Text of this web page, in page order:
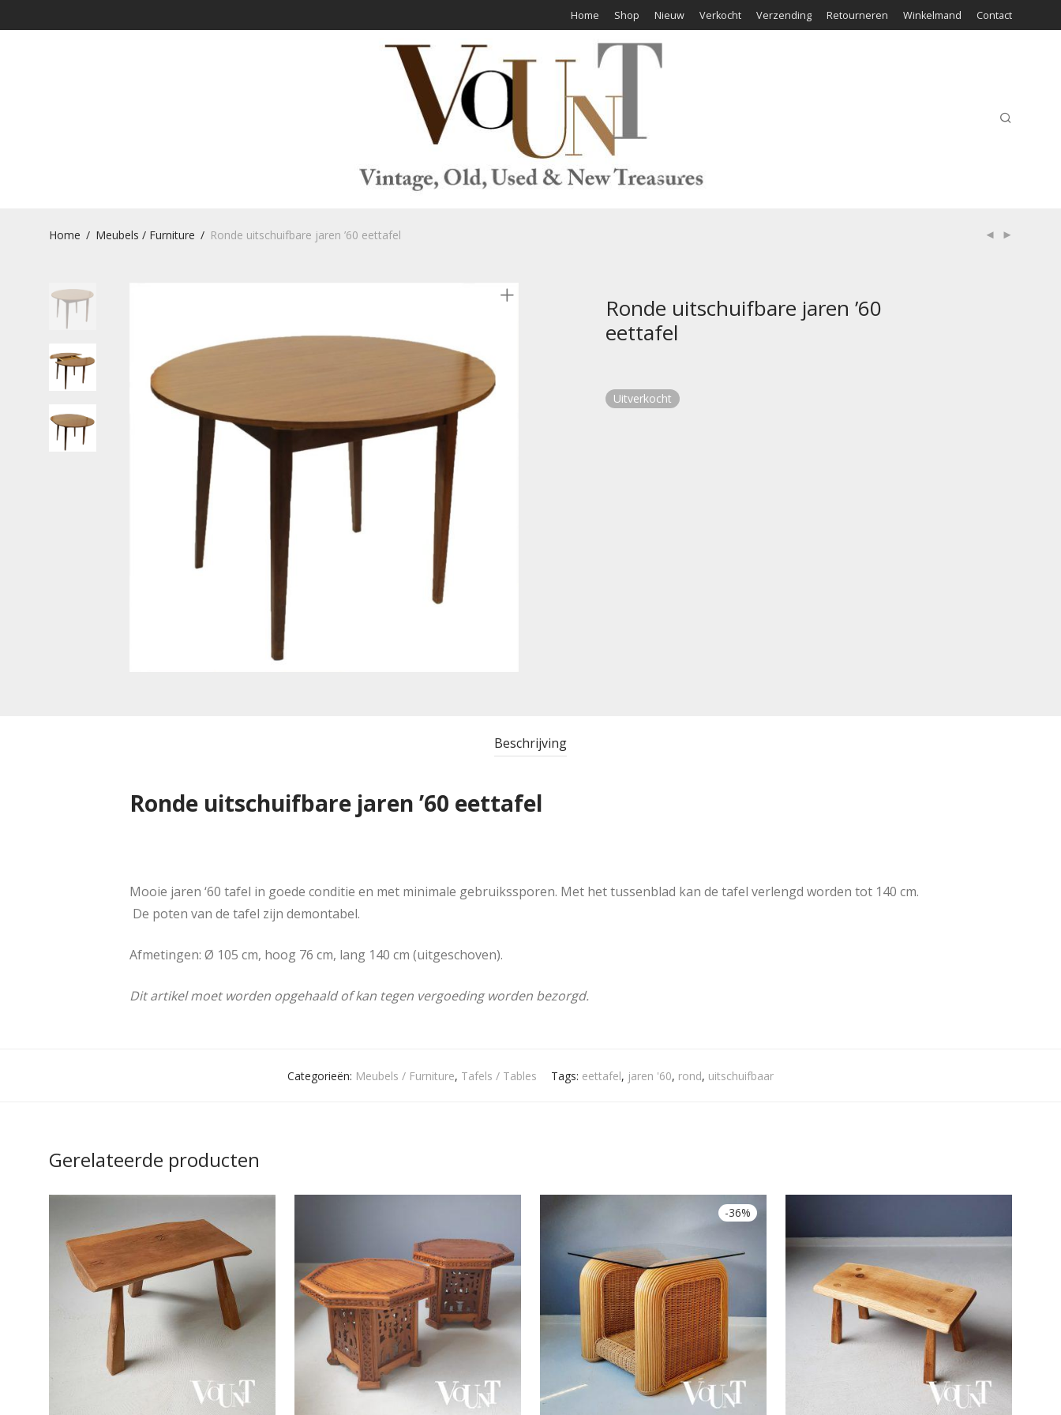
Home Shop Nieuw Verkocht Verzending Retourneren Winkelmand Contact
Home / Meubels / Furniture / Ronde uitschuifbare jaren ’60 eettafel
Ronde uitschuifbare jaren ’60
eettafel
Uitverkocht
Beschrijving
Ronde uitschuifbare jaren ’60 eettafel
Mooie jaren ‘60 tafel in goede conditie en met minimale gebruikssporen. Met het tussenblad kan de tafel verlengd worden tot 140 cm.
De poten van de tafel zijn demontabel.
Afmetingen: Ø 105 cm, hoog 76 cm, lang 140 cm (uitgeschoven).
Dit artikel moet worden opgehaald of kan tegen vergoeding worden bezorgd.
Categorieën: Meubels / Furniture, Tafels / Tables Tags: eettafel, jaren '60, rond, uitschuifbaar
Gerelateerde producten
-36%